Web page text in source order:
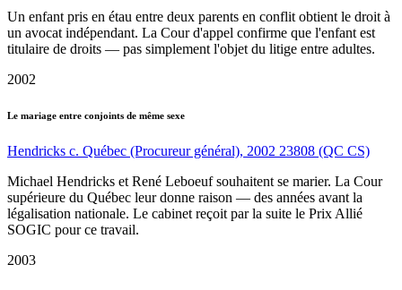
Un enfant pris en étau entre deux parents en conflit obtient le droit à
un avocat indépendant. La Cour d'appel confirme que l'enfant est
titulaire de droits — pas simplement l'objet du litige entre adultes.
2002
Le mariage entre conjoints de même sexe
Hendricks c. Québec (Procureur général), 2002 23808 (QC CS)
Michael Hendricks et René Leboeuf souhaitent se marier. La Cour
supérieure du Québec leur donne raison — des années avant la
légalisation nationale. Le cabinet reçoit par la suite le Prix Allié
SOGIC pour ce travail.
2003